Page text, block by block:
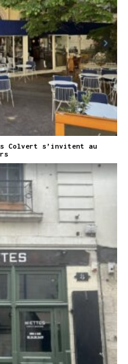
Colvert s’invitent au